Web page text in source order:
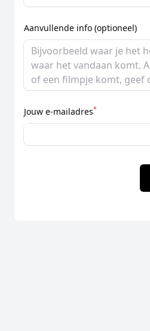
Aanvullende info (optioneel)
Jouw e-mailadres*